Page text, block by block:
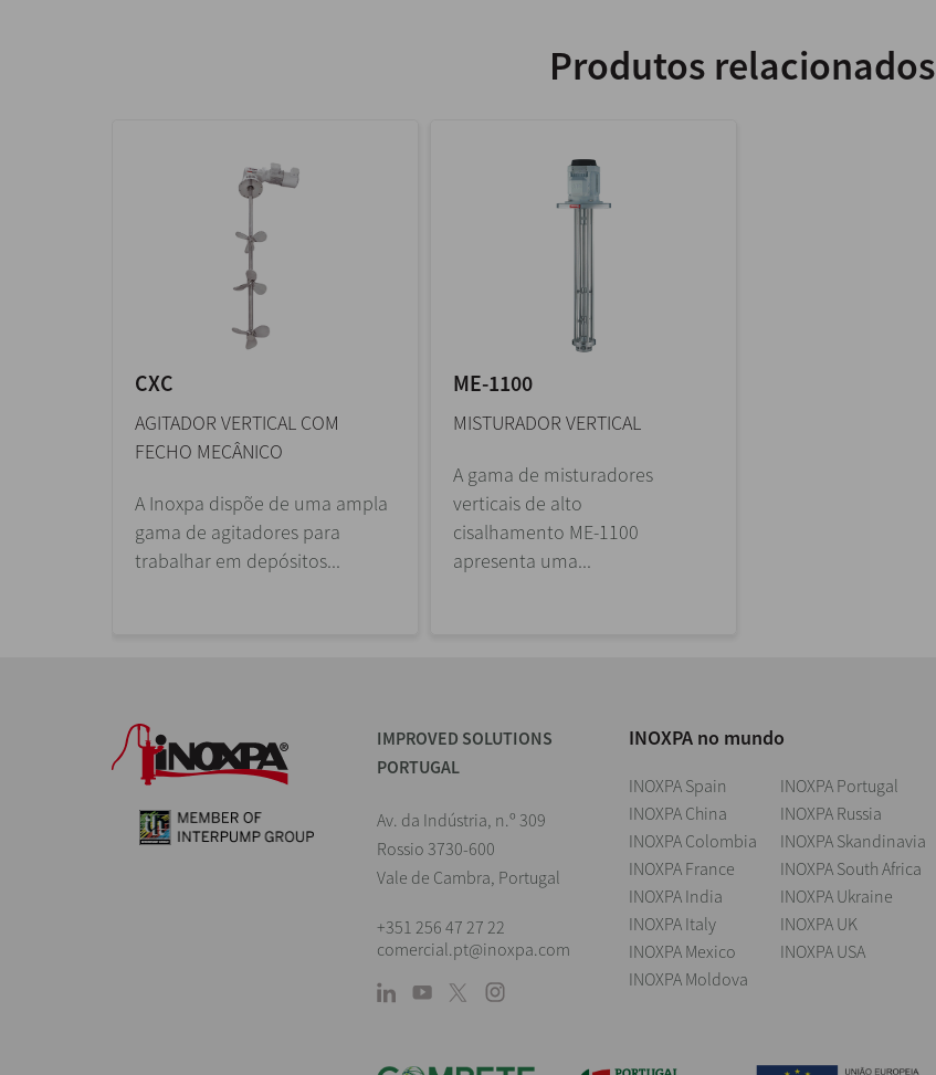
Produtos relacionados
CXC
AGITADOR VERTICAL COM
FECHO MECÂNICO
A Inoxpa dispõe de uma ampla
gama de agitadores para
trabalhar em depósitos...
ME-1100
MISTURADOR VERTICAL
A gama de misturadores
verticais de alto
cisalhamento ME-1100
apresenta uma...
IMPROVED SOLUTIONS
PORTUGAL
Av. da Indústria, n.º 309
Rossio 3730-600
Vale de Cambra, Portugal
+351 256 47 27 22
comercial.pt@inoxpa.com
INOXPA no mundo
INOXPA Spain
INOXPA China
INOXPA Colombia
INOXPA France
INOXPA India
INOXPA Italy
INOXPA Mexico
INOXPA Moldova
INOXPA Portugal
INOXPA Russia
INOXPA Skandinavia
INOXPA South Africa
INOXPA Ukraine
INOXPA UK
INOXPA USA